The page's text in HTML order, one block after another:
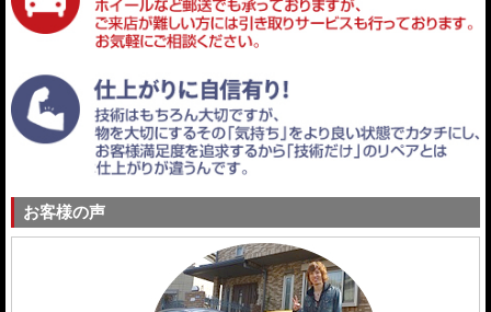
お客様の声